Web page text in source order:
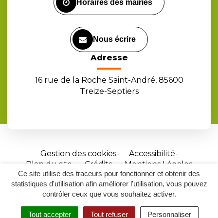
Ce site utilise des traceurs pour fonctionner et obtenir des
statistiques d'utilisation afin améliorer l'utilisation, vous pouvez
contrôler ceux que vous souhaitez activer.
Tout accepter Tout refuser Personnaliser
Horaires des mairies
Nous écrire
Adresse
16 rue de la Roche Saint-André, 85600
Treize-Septiers
Gestion des cookies
Accessibilité
Plan du site
Crédits
Mentions Légales
Site
réalisé
par
Inovagora